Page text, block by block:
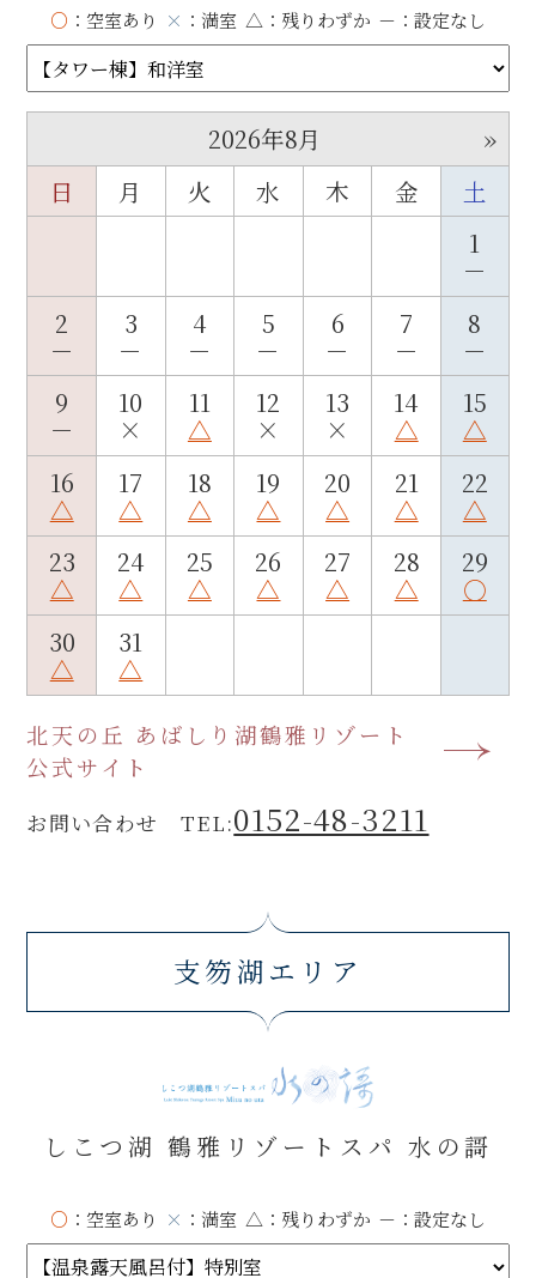
○ ：空室あり × ：満室 △ ：残りわずか － ：設定なし
2026年8月
»
日
月 火 水 木 金
土
1
－
2
－
3
－
4
－
5
－
6
－
7
－
8
－
9
－
10
×
11
△
12
×
13
×
14
△
15
△
16
△
17
△
18
△
19
△
20
△
21
△
22
△
23
△
24
△
25
△
26
△
27
△
28
△
29
○
30
△
31
△
北天の丘 あばしり湖鶴雅リゾート
公式サイト
お問い合わせ TEL:0152-48-3211
支笏湖エリア
しこつ湖 鶴雅リゾートスパ 水の謌
○ ：空室あり × ：満室 △ ：残りわずか － ：設定なし